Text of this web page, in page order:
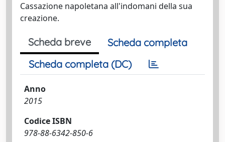
Cassazione napoletana all'indomani della sua
creazione.
Scheda breve
Scheda completa
Scheda completa (DC)
Anno
2015
Codice ISBN
978-88-6342-850-6